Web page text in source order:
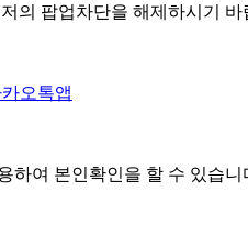
의 팝업차단을 해제하시기 바
오톡앱
하여 본인확인을 할 수 있습니